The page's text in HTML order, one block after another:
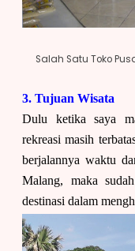
Salah Satu Toko
3. Tujuan Wisata
Dulu ketika saya
rekreasi masih
berjalannya waktu
Malang, maka
destinasi dalam